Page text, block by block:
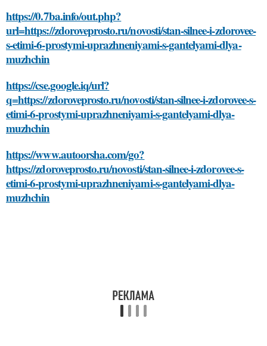
https://0.7ba.info/out.php?
url=https://zdoroveprosto.ru/novosti/stan-silnee-i-zdorovee-
s-etimi-6-prostymi-uprazhneniyami-s-gantelyami-dlya-
muzhchin
https://cse.google.iq/url?
q=https://zdoroveprosto.ru/novosti/stan-silnee-i-zdorovee-s-
etimi-6-prostymi-uprazhneniyami-s-gantelyami-dlya-
muzhchin
https://www.autoorsha.com/go?
https://zdoroveprosto.ru/novosti/stan-silnee-i-zdorovee-s-
etimi-6-prostymi-uprazhneniyami-s-gantelyami-dlya-
muzhchin